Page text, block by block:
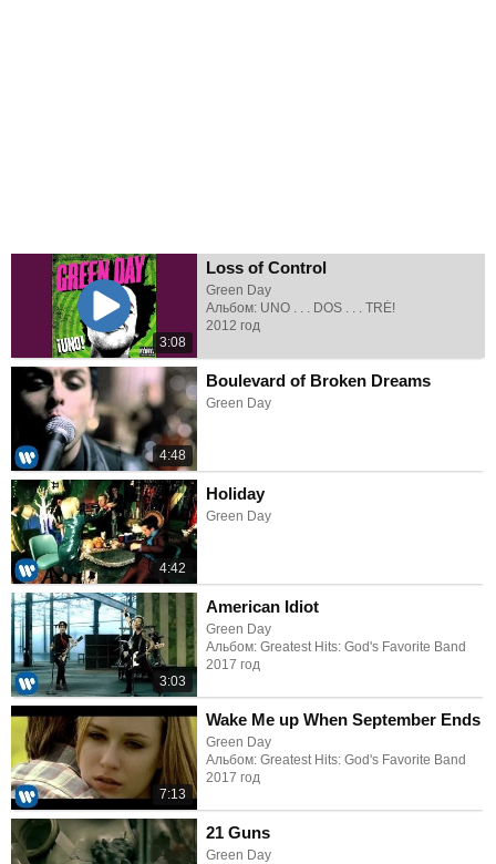
3:08
Loss of Control
Green Day
Альбом: UNO . . . DOS . . . TRÉ!
2012 год
4:48
Boulevard of Broken Dreams
Green Day
4:42
Holiday
Green Day
3:03
American Idiot
Green Day
Альбом: Greatest Hits: God's Favorite Band
2017 год
7:13
Wake Me up When September Ends
Green Day
Альбом: Greatest Hits: God's Favorite Band
2017 год
21 Guns
Green Day